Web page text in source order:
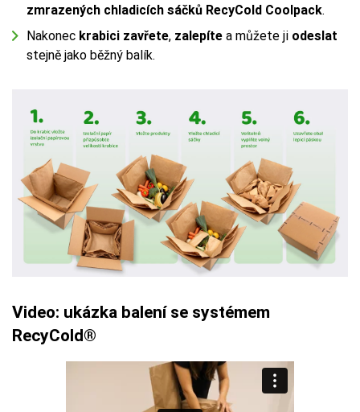
zmrazených chladicích sáčků RecyCold Coolpack.
Nakonec krabici zavřete, zalepíte a můžete ji odeslat
stejně jako běžný balík.
Video: ukázka balení se systémem
RecyCold®